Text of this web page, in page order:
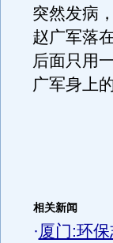
突然发病
赵广军落
后面只用
广军身上
相关新闻
·厦门:环